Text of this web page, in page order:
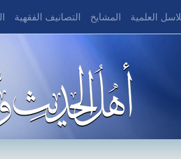
العلمية المشايخ التصانيف الفقهية